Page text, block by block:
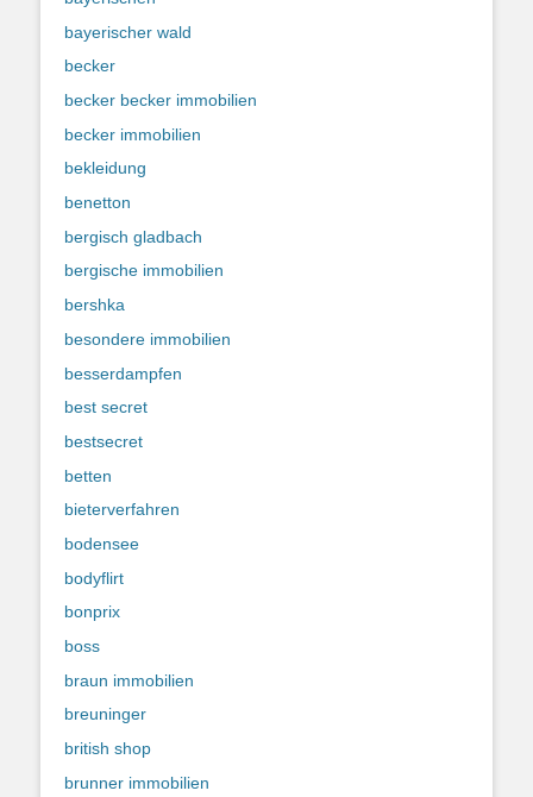
bayerischer wald
becker
becker becker immobilien
becker immobilien
bekleidung
benetton
bergisch gladbach
bergische immobilien
bershka
besondere immobilien
besserdampfen
best secret
bestsecret
betten
bieterverfahren
bodensee
bodyflirt
bonprix
boss
braun immobilien
breuninger
british shop
brunner immobilien